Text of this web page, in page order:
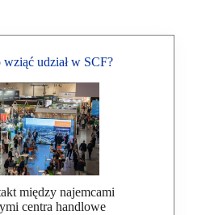
udział w SCF?
między najemcami
centra handlowe